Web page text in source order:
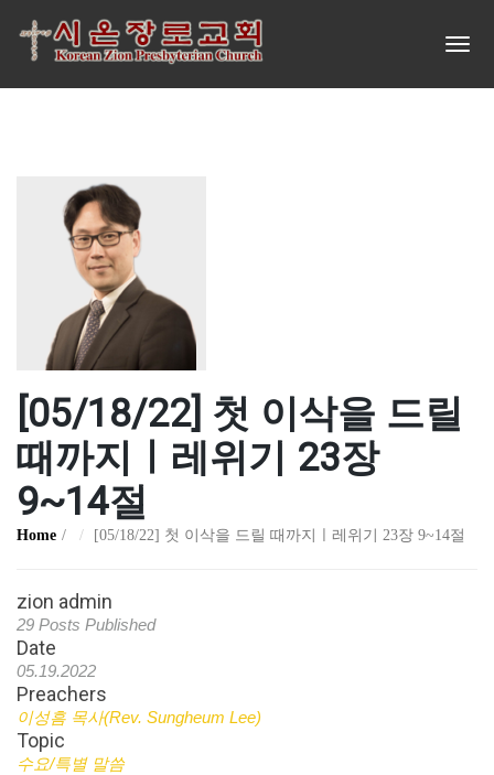
[05/18/22] 첫 이삭을 드릴
때까지ㅣ레위기 23장
9~14절
Home [05/18/22] 첫 이삭을 드릴 때까지ㅣ레위기 23장 9~14절
zion admin
29 Posts Published
Date
05.19.2022
Preachers
이성흠 목사(Rev. Sungheum Lee)
Topic
수요/특별 말씀